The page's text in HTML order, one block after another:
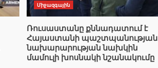
Միջազգային
Ռուսաստանը քննադատում է
Հայաստանի պաշտպանության
նախարարության նախկին
մամուլի խոսնակի նշանակումը